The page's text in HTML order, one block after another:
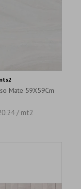
Mate 59X59Cm
/ mt2